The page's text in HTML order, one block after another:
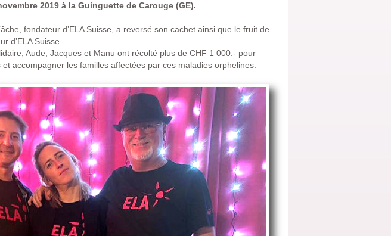
2019 à la Guinguette de Carouge (GE).
fondateur d’ELA Suisse, a reversé son cachet ainsi que le fruit de
d’ELA Suisse.
Aude, Jacques et Manu ont récolté plus de CHF 1 000.- pour
accompagner les familles affectées par ces maladies orphelines.